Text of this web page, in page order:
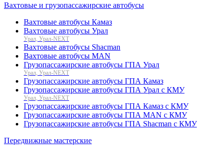
Вахтовые и грузопассажирские автобусы
Вахтовые автобусы Камаз
Вахтовые автобусы Урал
Урал, Урал-NEXT
Вахтовые автобусы Shacman
Вахтовые автобусы MAN
Грузопассажирские автобусы ГПА Урал
Урал, Урал-NEXT
Грузопассажирские автобусы ГПА Камаз
Грузопассажирские автобусы ГПА Урал с КМУ
Урал, Урал-NEXT
Грузопассажирские автобусы ГПА Камаз с КМУ
Грузопассажирские автобусы ГПА MAN с КМУ
Грузопассажирские автобусы ГПА Shacman с КМУ
Передвижные мастерские